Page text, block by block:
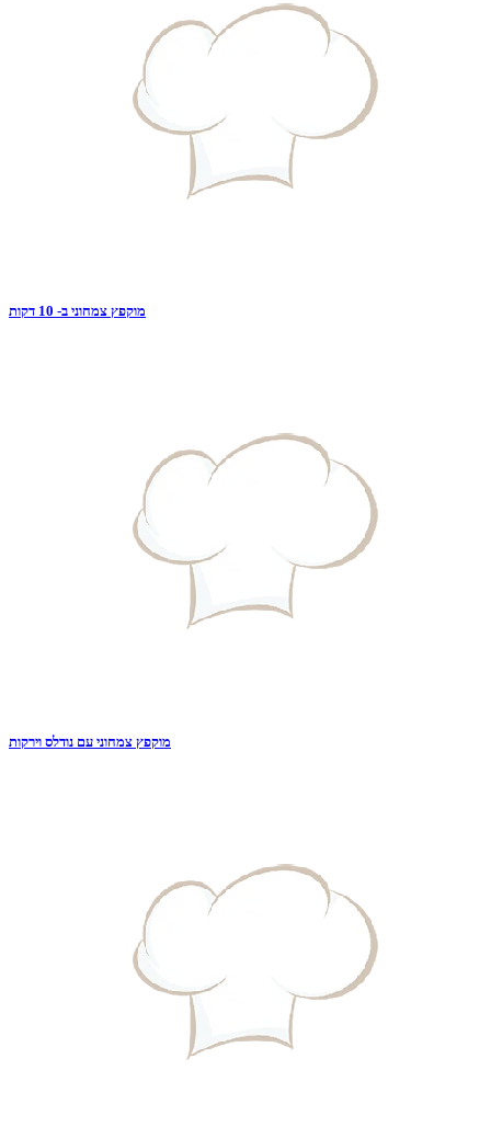
מוקפץ צמחוני ב- 10 דקות
מוקפץ צמחוני עם נודלס וירקות